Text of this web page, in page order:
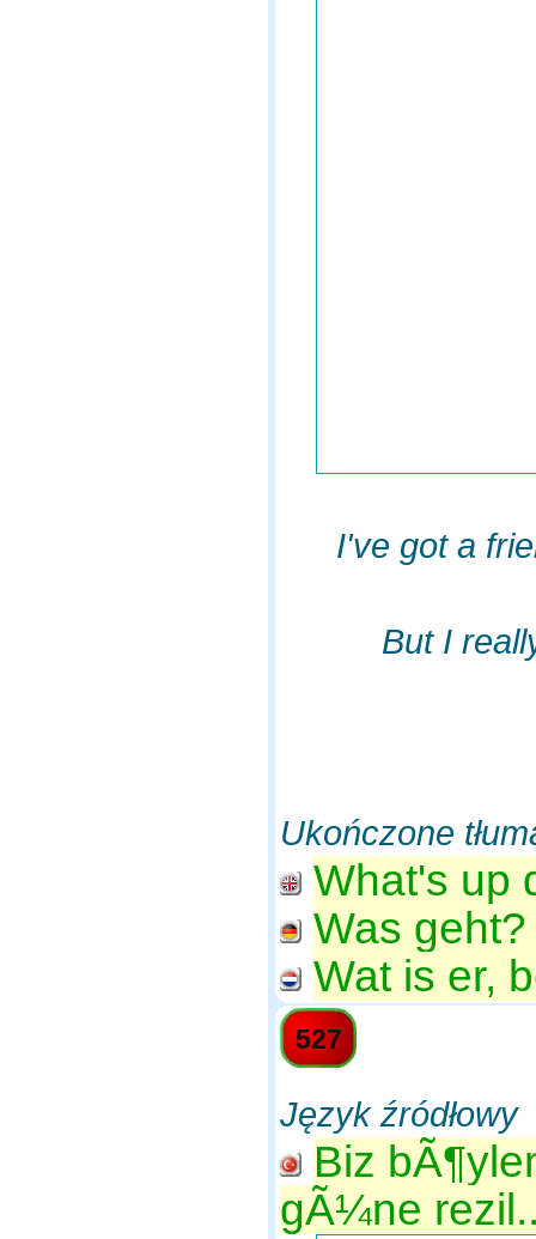
I've got a
But I
Ukończone
What's up
Was
Wat is er,
527
Język źródłowy
Biz
gÃ¼ne